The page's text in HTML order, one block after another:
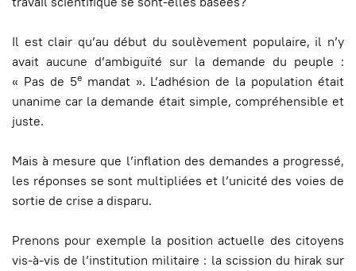
Il est clair qu’au début du soulèvement populaire, il n’y
avait aucune d’ambiguïté sur la demande du peuple :
« Pas de 5emandat ». L’adhésion de la population était
unanime car la demande était simple, compréhensible et
juste.
Mais à mesure que l’inflation des demandes a progressé,
les réponses se sont multipliées et l’unicité des voies de
sortie de crise a disparu.
Prenons pour exemple la position actuelle des citoyens
vis-à-vis de l’institution militaire : la scission du hirak sur